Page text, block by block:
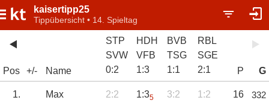
kaisertipp25
Tippübersicht • 14. Spieltag
Pos +/- Name
STP
SVW
0:2
HDH
VFB
1:3
BVB
TSG
1:1
RBL
SGE
2:1 P G
1. Max 2:2 1:35 3:2 1:2 16 332